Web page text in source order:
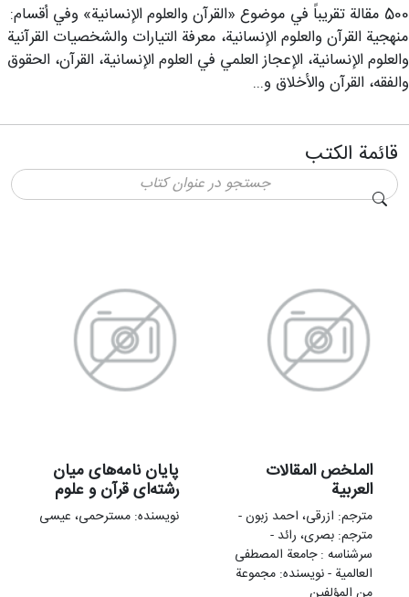
500 مقالة تقريباً في موضوع «القرآن والعلوم الإنسانية» وفي أقسام:
منهجية القرآن والعلوم الإنسانية، معرفة التيارات والشخصيات القرآنية
والعلوم الإنسانية، الإعجاز العلمي في العلوم الإنسانية، القرآن، الحقوق
والفقه، القرآن والأخلاق و...
قائمة الكتب
الملخص المقالات
العربیة
مترجم: ازرقی، احمد زبون -
مترجم: بصری، رائد -
سرشناسه : جامعة المصطفی
العالمیة - نویسنده: مجموعة
پایان نامه‌های میان
رشته‌ای قرآن و علوم
نویسنده: مسترحمی، عیسی